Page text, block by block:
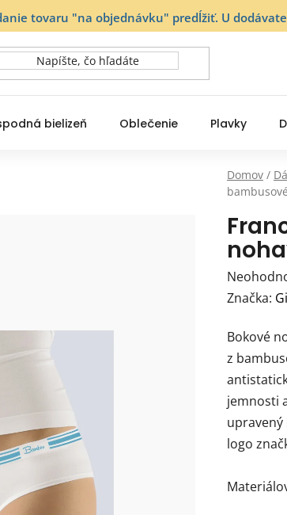
tovaru "na objednávku" predĺžiť. U
bielizeň Oblečenie Plavky
Domov /
je
0,0
z
5
Značka:
Bokové
z
jemnosti
upravený
logo